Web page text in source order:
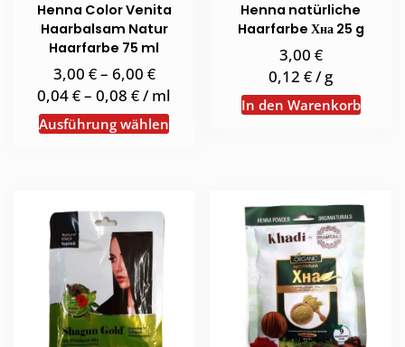
Henna Color Venita
Haarbalsam Natur
Haarfarbe 75 ml
3,00 €– 6,00 €
0,04€–0,08€/ml
Ausführung wählenDieses
Henna natürliche
Haarfarbe Хна 25 g
3,00 €
0,12€/g
In den Warenkorb